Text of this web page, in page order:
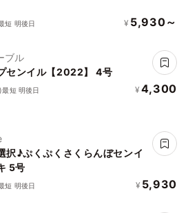
短 明後日 ¥ 5,930～
ブル
センイル【2022】 4号
最短 明後日 ¥ 4,300
択♪ぷくぷくさくらんぼセンイ
5号
短 明後日 ¥ 5,930